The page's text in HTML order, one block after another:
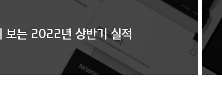
보는 2022년 상반기 실적